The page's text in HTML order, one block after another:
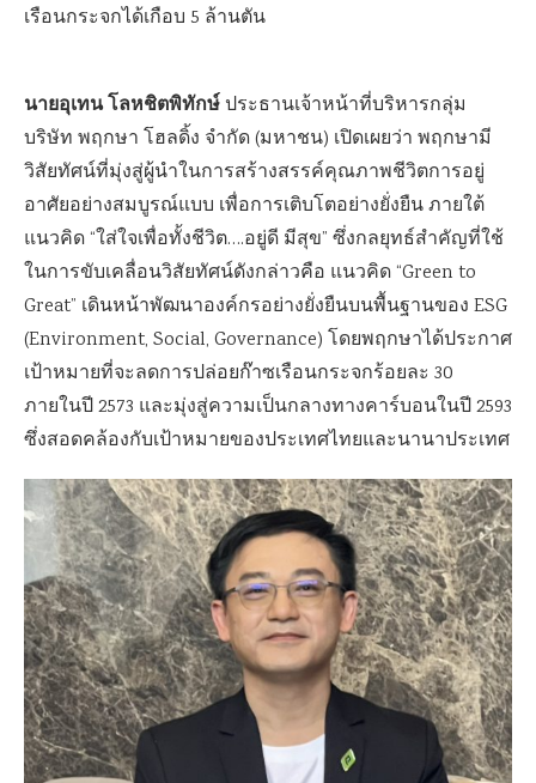
เรือนกระจกได้เกือบ 5 ล้านตัน
นายอุเทน โลหชิตพิทักษ์ประธานเจ้าหน้าที่บริหารกลุ่ม
บริษัท พฤกษา โฮลดิ้ง จำกัด (มหาชน) เปิดเผยว่า พฤกษามี
วิสัยทัศน์ที่มุ่งสู่ผู้นําในการสร้างสรรค์คุณภาพชีวิตการอยู่
อาศัยอย่างสมบูรณ์แบบ เพื่อการเติบโตอย่างยั่งยืน ภายใต้
แนวคิด “ใส่ใจเพื่อทั้งชีวิต….อยู่ดี มีสุข” ซึ่งกลยุทธ์สำคัญที่ใช้
ในการขับเคลื่อนวิสัยทัศน์ดังกล่าวคือ แนวคิด “Green to
Great” เดินหน้าพัฒนาองค์กรอย่างยั่งยืนบนพื้นฐานของ ESG
(Environment, Social, Governance) โดยพฤกษาได้ประกาศ
เป้าหมายที่จะลดการปล่อยก๊าซเรือนกระจกร้อยละ 30
ภายในปี 2573 และมุ่งสู่ความเป็นกลางทางคาร์บอนในปี 2593
ซึ่งสอดคล้องกับเป้าหมายของประเทศไทยและนานาประเทศ